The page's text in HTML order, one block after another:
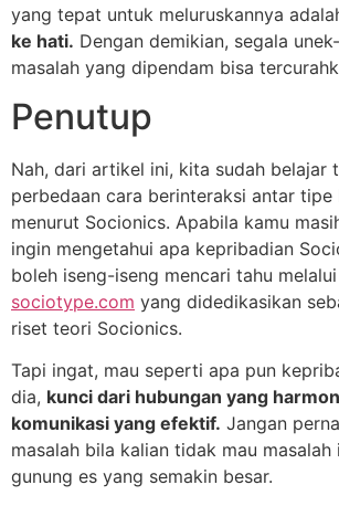
yang tepat untuk meluruskannya
ke hati. Dengan demikian, segala
masalah yang dipendam bisa
Penutup
Nah, dari artikel ini, kita sudah belajar
perbedaan cara berinteraksi antar tipe
menurut Socionics. Apabila kamu
ingin mengetahui apa kepribadian
boleh iseng-iseng mencari tahu melalui
sociotype.com yang didedikasikan
riset teori Socionics.
Tapi ingat, mau seperti apa pun
dia, kunci dari hubungan yang
komunikasi yang efektif. Jangan
masalah bila kalian tidak mau masalah
gunung es yang semakin besar.